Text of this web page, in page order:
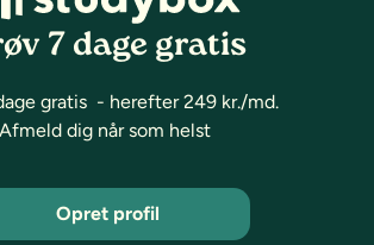
7 dage gratis
gratis - herefter 249 kr./md.
Afmeld dig når som helst
Opret profil